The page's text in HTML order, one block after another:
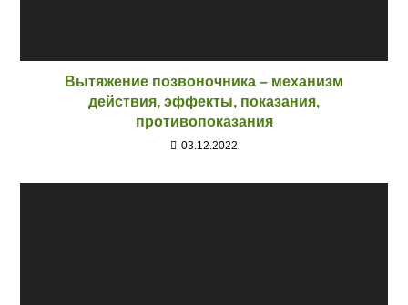
Вытяжение позвоночника – механизм
действия, эффекты, показания,
противопоказания
03.12.2022